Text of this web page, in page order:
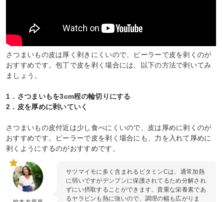
さつまいもの皮は厚く剥きにくいので、ピーラーで皮を剥くのが
おすすめです。包丁で皮を剥く場合には、以下の方法で剥いてみ
ましょう。
1．さつまいもを3cm程の輪切りにする
2．皮を厚めに剥いていく
さつまいもの皮付近は少し食べにくいので、皮は厚めに剥くのが
おすすめです。ピーラーで皮を剥く場合にも、力を入れて厚めに
剥くようにするのがおすすめです。
サツマイモに多く含まれるビタミンCは、通常加熱
に弱いですがデンプンに保護されてるため分解され
ずにい摂取することができます。貴重な栄養素であ
るヤラピンも熱に強いので、調理の幅も広がりま